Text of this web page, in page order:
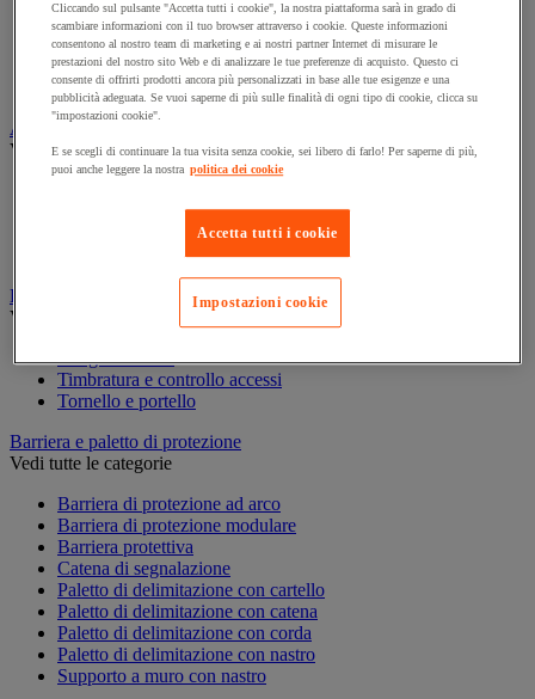
Assorbente
Barriera anti-inquinamento e sistema di deviazione delle
perdite
Contenitore e solvente per sgrassaggio
Attrezzatura e mobili per studi medici
Vedi tutte le categorie
Lettino, paravento e sedia per studi medici
Materiale per diagnosi di medicina generale
Mobili e forniture per studi medici
Badge e timbratura
Vedi tutte le categorie
Badge e tessera
Timbratura e controllo accessi
Tornello e portello
Barriera e paletto di protezione
Vedi tutte le categorie
Barriera di protezione ad arco
Barriera di protezione modulare
Barriera protettiva
Catena di segnalazione
Paletto di delimitazione con cartello
Paletto di delimitazione con catena
Paletto di delimitazione con corda
Paletto di delimitazione con nastro
Supporto a muro con nastro
Cliccando sul pulsante "Accetta tutti i cookie", la nostra piattaforma sarà in grado di
scambiare informazioni con il tuo browser attraverso i cookie. Queste informazioni
consentono al nostro team di marketing e ai nostri partner Internet di misurare le
prestazioni del nostro sito Web e di analizzare le tue preferenze di acquisto. Questo ci
consente di offrirti prodotti ancora più personalizzati in base alle tue esigenze e una
pubblicità adeguata. Se vuoi saperne di più sulle finalità di ogni tipo di cookie, clicca su
"impostazioni cookie".
E se scegli di continuare la tua visita senza cookie, sei libero di farlo! Per saperne di più,
puoi anche leggere la nostra politica dei cookie
Accetta tutti i cookie
Impostazioni cookie